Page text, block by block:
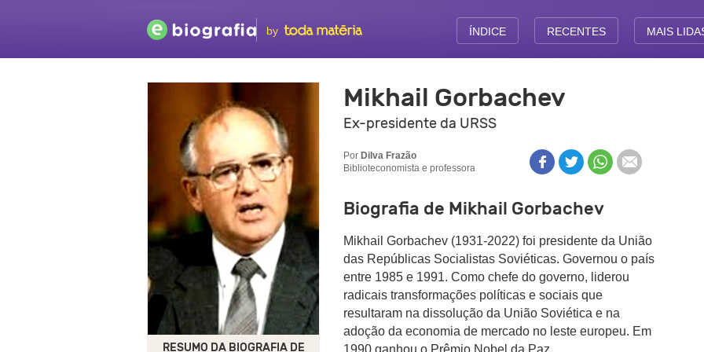
by ÍNDICE RECENTES MAIS
Mikhail Gorbachev
Ex-presidente da URSS
Por Dilva Frazão
Biblioteconomista e professora
Biografia de Mikhail Gorbachev
Mikhail Gorbachev (1931-2022) foi presidente da União
das Repúblicas Socialistas Soviéticas. Governou o país
entre 1985 e 1991. Como chefe do governo, liderou
radicais transformações políticas e sociais que
resultaram na dissolução da União Soviética e na
adoção da economia de mercado no leste europeu. Em
1990 ganhou o Prêmio Nobel da Paz.
RESUMO DA BIOGRAFIA DE